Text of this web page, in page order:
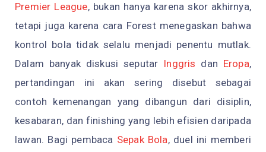
Premier League, bukan hanya karena skor akhirnya,
tetapi juga karena cara Forest menegaskan bahwa
kontrol bola tidak selalu menjadi penentu mutlak.
Dalam banyak diskusi seputar Inggris dan Eropa,
pertandingan ini akan sering disebut sebagai
contoh kemenangan yang dibangun dari disiplin,
kesabaran, dan finishing yang lebih efisien daripada
lawan. Bagi pembaca Sepak Bola, duel ini memberi